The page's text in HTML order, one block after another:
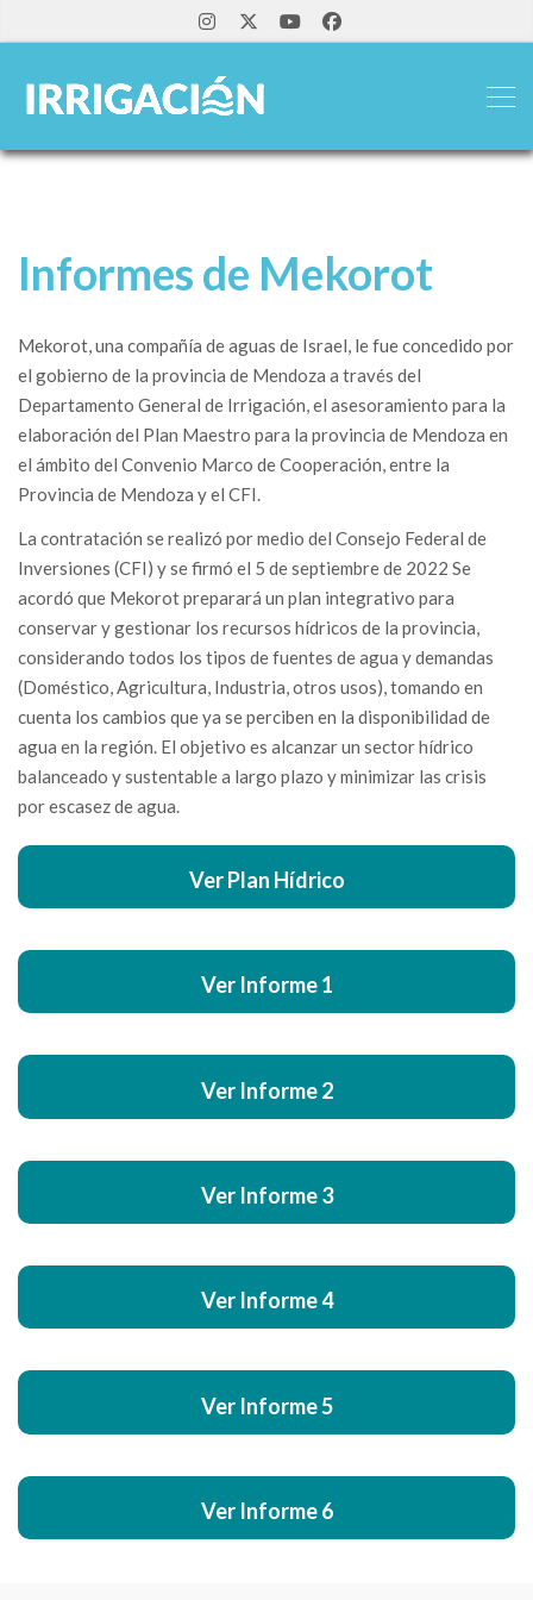
Informes de Mekorot
Mekorot, una compañía de aguas de Israel, le fue concedido por
el gobierno de la provincia de Mendoza a través del
Departamento General de Irrigación, el asesoramiento para la
elaboración del Plan Maestro para la provincia de Mendoza en
el ámbito del Convenio Marco de Cooperación, entre la
Provincia de Mendoza y el CFI.
La contratación se realizó por medio del Consejo Federal de
Inversiones (CFI) y se firmó el 5 de septiembre de 2022 Se
acordó que Mekorot preparará un plan integrativo para
conservar y gestionar los recursos hídricos de la provincia,
considerando todos los tipos de fuentes de agua y demandas
(Doméstico, Agricultura, Industria, otros usos), tomando en
cuenta los cambios que ya se perciben en la disponibilidad de
agua en la región. El objetivo es alcanzar un sector hídrico
balanceado y sustentable a largo plazo y minimizar las crisis
por escasez de agua.
Ver Plan Hídrico
Ver Informe 1
Ver Informe 2
Ver Informe 3
Ver Informe 4
Ver Informe 5
Ver Informe 6